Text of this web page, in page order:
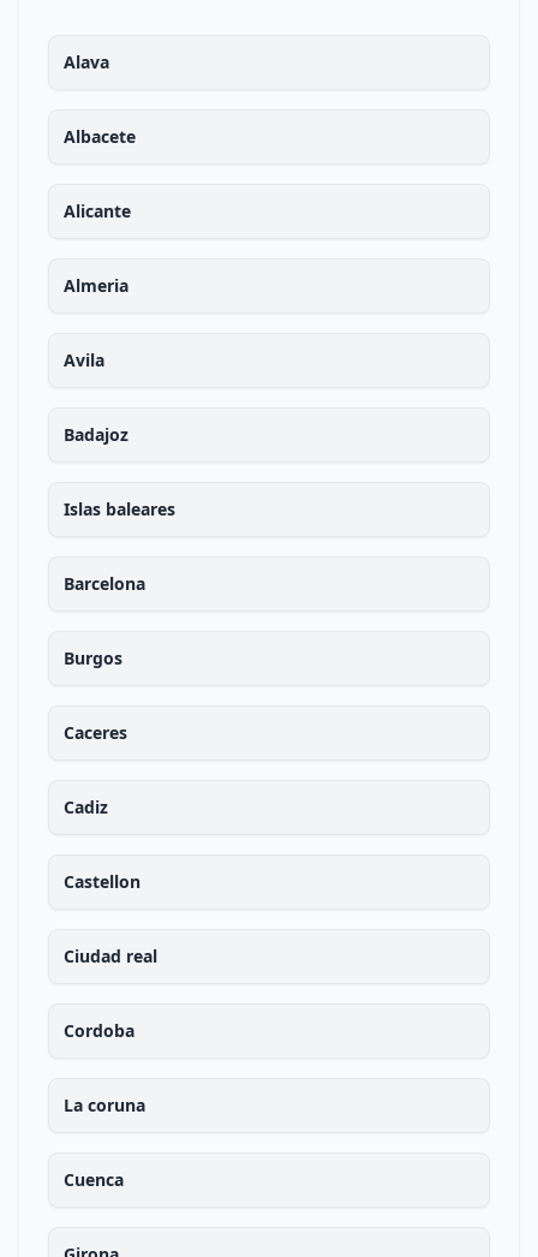
Alava
Albacete
Alicante
Almeria
Avila
Badajoz
Islas baleares
Barcelona
Burgos
Caceres
Cadiz
Castellon
Ciudad real
Cordoba
La coruna
Cuenca